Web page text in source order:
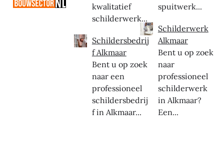
kwalitatief
schilderwerk...
Schildersbedrij
f Alkmaar
Bent u op zoek
naar een
professioneel
schildersbedrij
f in Alkmaar...
spuitwerk...
Schilderwerk
Alkmaar
Bent u op zoek
naar
professioneel
schilderwerk
in Alkmaar?
Een...